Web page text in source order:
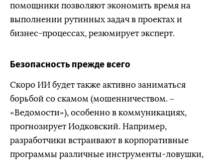
помощники позволяют экономить время на
выполнении рутинных задач в проектах и
бизнес-процессах, резюмирует эксперт.
Безопасность прежде всего
Скоро ИИ будет также активно заниматься
борьбой со скамом (мошенничеством. –
«Ведомости»), особенно в коммуникациях,
прогнозирует Иодковский. Например,
разработчики встраивают в корпоративные
программы различные инструменты-ловушки,